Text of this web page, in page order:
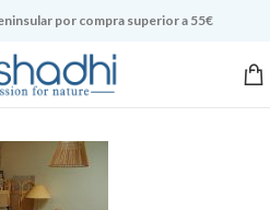
por compra superior a 55€